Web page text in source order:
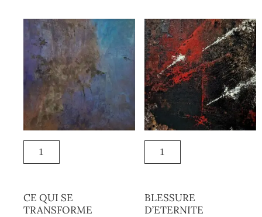
CE QUI SE
TRANSFORME
BLESSURE
D’ETERNITE